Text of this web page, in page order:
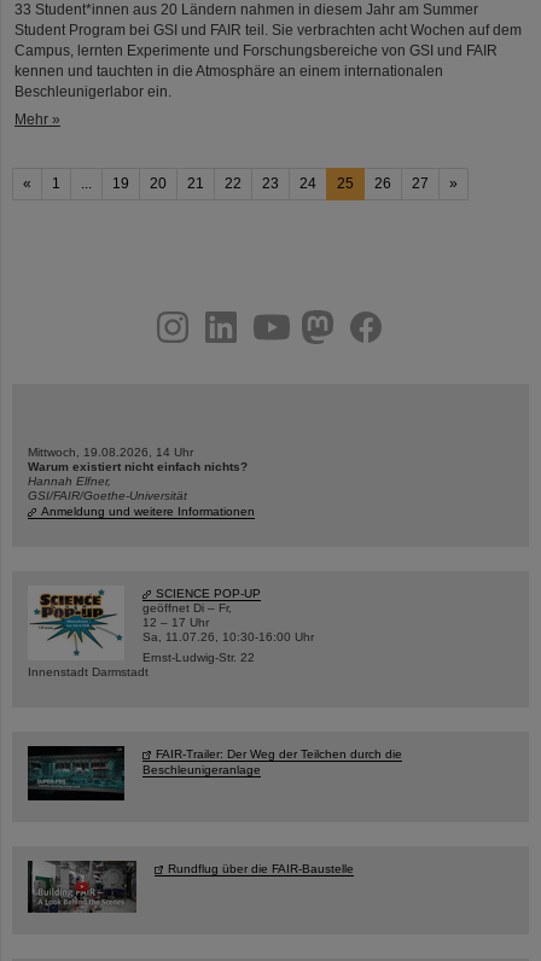
33 Student*innen aus 20 Ländern nahmen in diesem Jahr am Summer
Student Program bei GSI und FAIR teil. Sie verbrachten acht Wochen auf dem
Campus, lernten Experimente und Forschungsbereiche von GSI und FAIR
kennen und tauchten in die Atmosphäre an einem internationalen
Beschleunigerlabor ein.
Mehr »
« 1 ... 19 20 21 22 23 24 25 26 27 »
youtubehelmholtz.socialfacebook
Mittwoch, 19.08.2026, 14 Uhr
Warum existiert nicht einfach nichts?
Hannah Elfner,
GSI/FAIR/Goethe-Universität
Anmeldung und weitere Informationen
SCIENCE POP-UP
geöffnet Di – Fr,
12 – 17 Uhr
Sa, 11.07.26, 10:30-16:00 Uhr
Ernst-Ludwig-Str. 22
Innenstadt Darmstadt
FAIR-Trailer: Der Weg der Teilchen durch die
Beschleunigeranlage
Rundflug über die FAIR-Baustelle